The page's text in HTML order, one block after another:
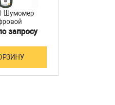
Шумомер
запросу